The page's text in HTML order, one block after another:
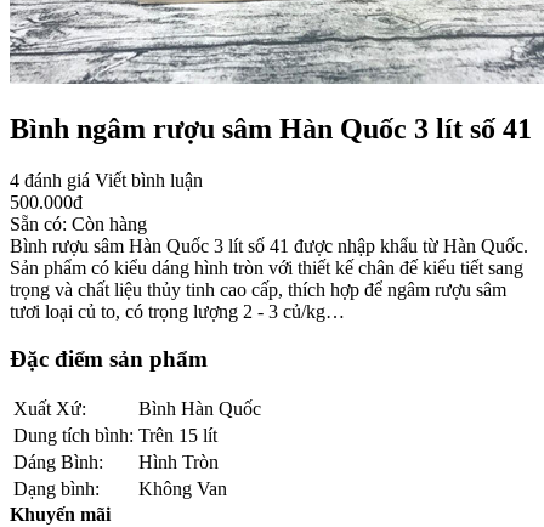
Bình ngâm rượu sâm Hàn Quốc 3 lít số 41
4 đánh giá Viết bình luận
500.000đ
Sẵn có: Còn hàng
Bình rượu sâm Hàn Quốc 3 lít số 41 được nhập khẩu từ Hàn Quốc.
Sản phẩm có kiểu dáng hình tròn với thiết kế chân đế kiểu tiết sang
trọng và chất liệu thủy tinh cao cấp, thích hợp để ngâm rượu sâm
tươi loại củ to, có trọng lượng 2 - 3 củ/kg…
Đặc điểm sản phẩm
Xuất Xứ:
Bình Hàn Quốc
Dung tích bình: Trên 15 lít
Dáng Bình:
Hình Tròn
Dạng bình:
Không Van
Khuyến mãi